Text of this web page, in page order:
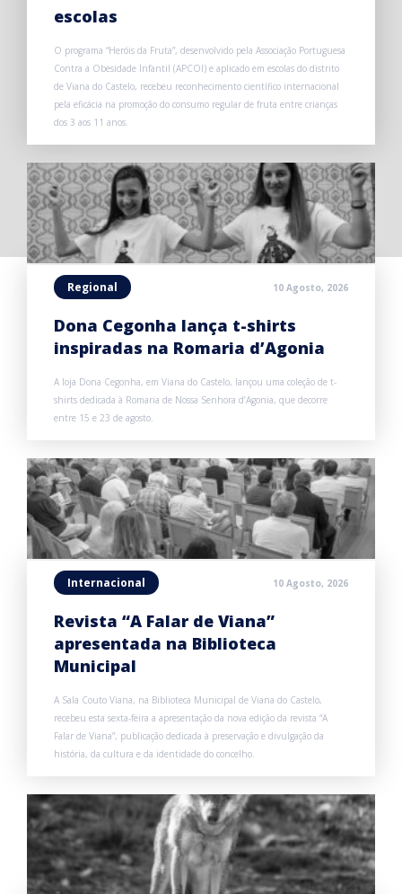
escolas
O programa “Heróis da Fruta”, desenvolvido pela Associação Portuguesa
Contra a Obesidade Infantil (APCOI) e aplicado em escolas do distrito
de Viana do Castelo, recebeu reconhecimento científico internacional
pela eficácia na promoção do consumo regular de fruta entre crianças
dos 3 aos 11 anos.
Regional 10 Agosto, 2026
Dona Cegonha lança t-shirts
inspiradas na Romaria d’Agonia
A loja Dona Cegonha, em Viana do Castelo, lançou uma coleção de t-
shirts dedicada à Romaria de Nossa Senhora d’Agonia, que decorre
entre 15 e 23 de agosto.
Internacional 10 Agosto, 2026
Revista “A Falar de Viana”
apresentada na Biblioteca
Municipal
A Sala Couto Viana, na Biblioteca Municipal de Viana do Castelo,
recebeu esta sexta-feira a apresentação da nova edição da revista “A
Falar de Viana”, publicação dedicada à preservação e divulgação da
história, da cultura e da identidade do concelho.